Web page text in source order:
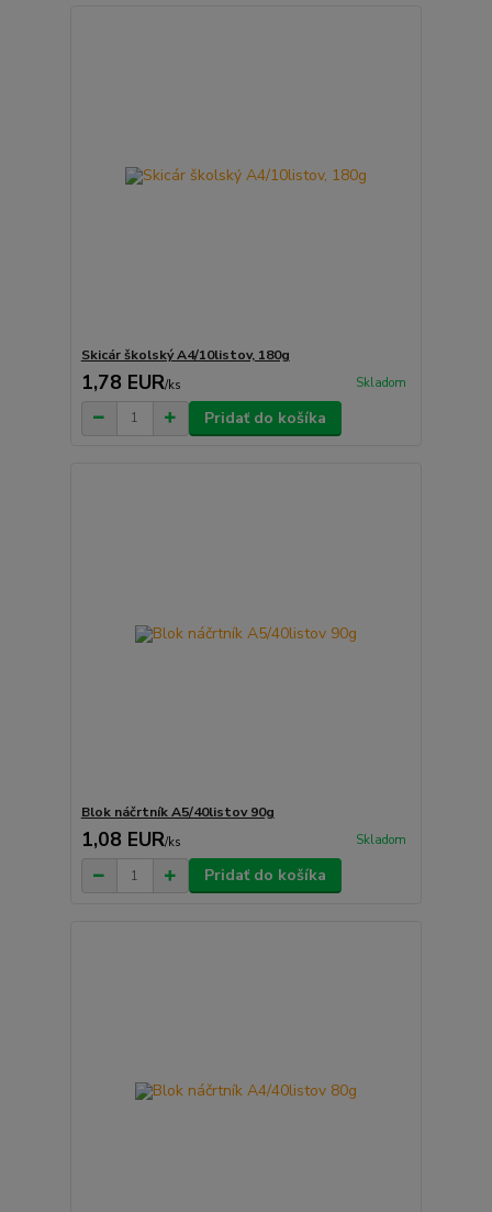
Skicár školský A4/10listov, 180g
1,78 EUR/ks Skladom
Pridať do košíka
Blok náčrtník A5/40listov 90g
1,08 EUR/ks Skladom
Pridať do košíka